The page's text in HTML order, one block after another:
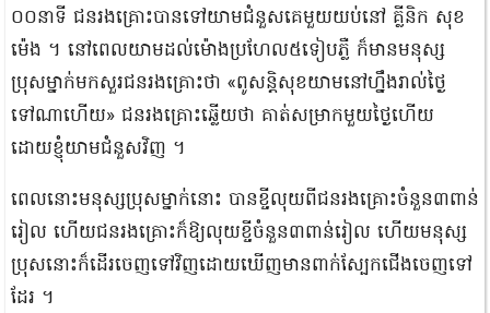
០០​នាទី ជនរងគ្រោះ​បាន​ទៅ​យាម​ជំនួស​គេ​មួយ​យប់​នៅ គ្លីនិក សុខ
ម៉េង ។ នៅពេល​យាម​ដល់​ម៉ោង​ប្រហែល​៥​ទៀបភ្លឺ ក៏មាន​មនុស្ស​
ប្រុស​ម្នាក់​មក​សួរ​ជនរងគ្រោះ​ថា «​ពូ​សន្តិសុខ​យាម​នៅ​ហ្នឹង​រាល់ថ្ងៃ​
ទៅណា​ហើយ​» ជនរងគ្រោះ​ឆ្លើយថា គាត់​សម្រាក​មួយថ្ងៃ​ហើយ
ដោយ​ខ្ញុំ​យាម​ជំនួស​វិញ ។​
​ពេលនោះ​មនុស្ស​ប្រុស​ម្នាក់​នោះ បាន​ខ្ចីលុយ​ពី​ជនរងគ្រោះ​ចំនួន​៣​ពាន់​
រៀល ហើយ​ជនរងគ្រោះ​ក៏​ឱ្យ​លុយ​ខ្ចី​ចំនួន​៣​ពាន់​រៀល ហើយ​មនុស្ស​
ប្រុស​នោះ​ក៏​ដើរចេញ​ទៅវិញ​ដោយ​ឃើញ​មាន​ពាក់​ស្បែកជើង​ចេញទៅ​
ដែរ ។​